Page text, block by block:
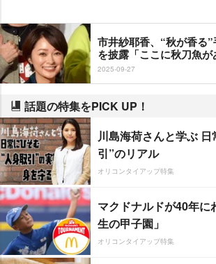
市井紗耶香、“秋が香る
を披露「ここに秋刀魚が
2025-09-27
話題の特集をPICK UP！
川島海荷さんと学ぶ
引”のリアル
オリコンタイアップ特集
マクドナルドが40年に
生の甲子園」
オリコンタイアップ特集